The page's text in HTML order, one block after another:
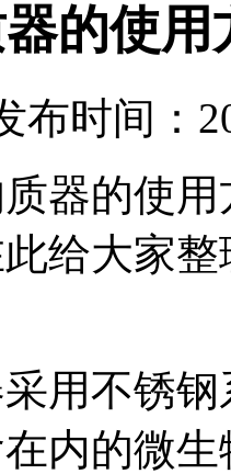
的使用
布时间：
器的使
给大家
用不锈
内的微